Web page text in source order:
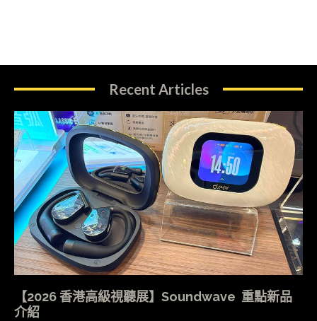
Recent Articles
【2026 香港高級視聽展】Soundwave 重點新品
介紹